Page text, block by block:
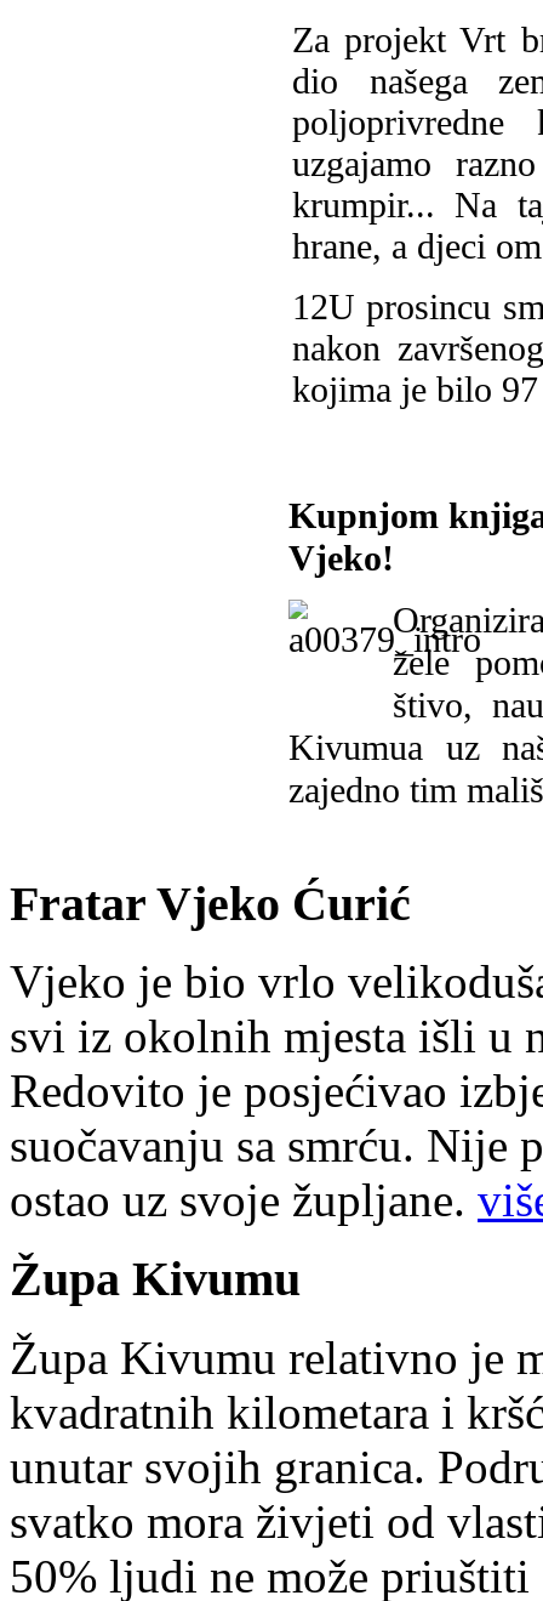
Za projekt Vrt
dio našega
uzgajamo
krumpir... Na
hrane, a djeci
12U prosincu
nakon
kojima je bilo
Kupnjom
Vjeko!
žele
štivo,
Kivumua uz
zajedno tim
Fratar Vjeko Ćurić
Vjeko je bio vrlo
svi iz okolnih mjesta išli u
Redovito je posjećivao
suočavanju sa smrću. Nije
ostao uz svoje župljane.
Župa Kivumu
Župa Kivumu relativno je
kvadratnih kilometara i
unutar svojih granica.
svatko mora živjeti od
50% ljudi ne može